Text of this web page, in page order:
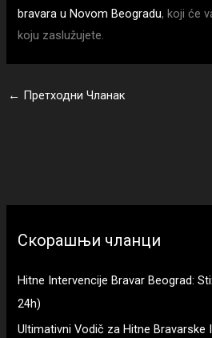
bravara u Novom Beogradu, koji će
koju zaslužujete.
← Претходни Чланак
Скорашњи чланци
Hitne Intervencije Bravar Beograd:
24h)
Ultimativni Vodič za Hitne Bravarske